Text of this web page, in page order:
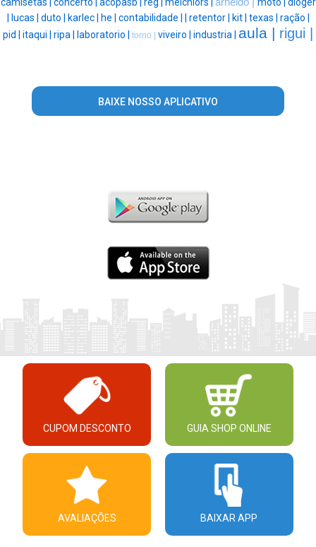
lucas | duto | karlec | he | contabilidade | retentor | kit | texas | ração |
pid | itaqui | ripa | laboratorio | torno | viveiro | industria | aula | rigui |
BAIXE NOSSO APLICATIVO
CUPOM DESCONTO GUIA SHOP ONLINE
AVALIAÇÕES BAIXAR APP